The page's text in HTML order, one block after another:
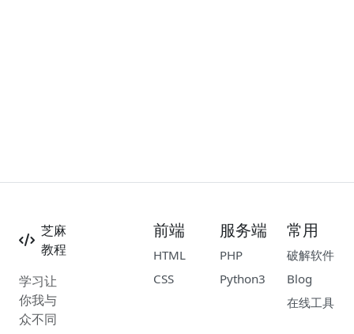
芝麻
教程
学习让
你我与
众不同
前端
HTML
CSS
服务端
PHP
Python3
常用
破解软件
Blog
在线工具